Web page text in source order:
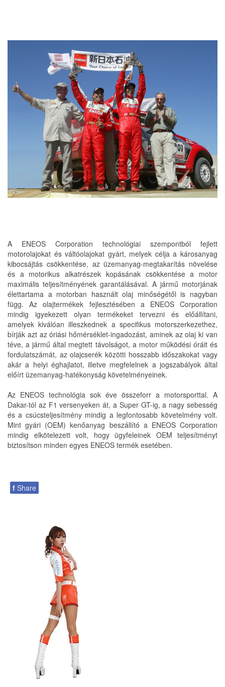
A ENEOS Corporation technológiai szempontból fejlett
motorolajokat és váltóolajokat gyárt, melyek célja a károsanyag
kibocsájtás csökkentése, az üzemanyag-megtakarítás növelése
és a motorikus alkatrészek kopásának csökkentése a motor
maximális teljesítményének garantálásával. A jármű motorjának
élettartama a motorban használt olaj minőségétől is nagyban
függ. Az olajtermékek fejlesztésében a ENEOS Corporation
mindig igyekezett olyan termékeket tervezni és előállítani,
amelyek kiválóan illeszkednek a specifikus motorszerkezethez,
bírják azt az óriási hőmérséklet-ingadozást, aminek az olaj ki van
téve, a jármű által megtett távolságot, a motor működési óráit és
fordulatszámát, az olajcserék közötti hosszabb időszakokat vagy
akár a helyi éghajlatot, illetve megfelelnek a jogszabályok által
előírt üzemanyag-hatékonyság követelményeinek.
Az ENEOS technológia sok éve összeforr a motorsporttal. A
Dakar-tól az F1 versenyeken át, a Super GT-ig, a nagy sebesség
és a csúcsteljesítmény mindig a legfontosabb követelmény volt.
Mint gyári (OEM) kenőanyag beszállító a ENEOS Corporation
mindig elkötelezett volt, hogy ügyfeleinek OEM teljesítményt
biztosítson minden egyes ENEOS termék esetében.
f Share